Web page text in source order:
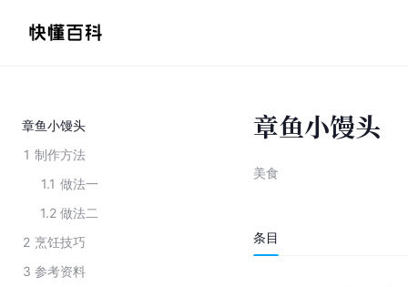
章鱼小馒头
1 制作方法
1.1 做法一
1.2 做法二
2 烹饪技巧
3 参考资料
章鱼小馒头
美食
条目